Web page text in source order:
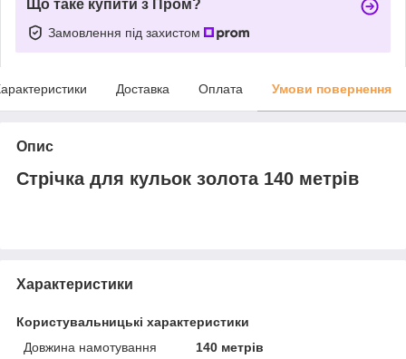
Що таке купити з Пром?
Замовлення під захистом
Доставка Оплата Умови повернення
Опис
Стрічка для кульок золота 140 метрів
Характеристики
Користувальницькі характеристики
Довжина намотування
140 метрів